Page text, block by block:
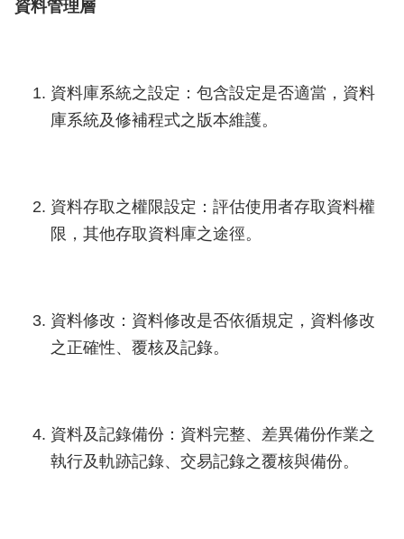
資料管理層
資料庫系統之設定：包含設定是否適當，資料
庫系統及修補程式之版本維護。
資料存取之權限設定：評估使用者存取資料權
限，其他存取資料庫之途徑。
資料修改：資料修改是否依循規定，資料修改
之正確性、覆核及記錄。
資料及記錄備份：資料完整、差異備份作業之
執行及軌跡記錄、交易記錄之覆核與備份。